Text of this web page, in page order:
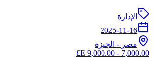
الإدارة
2025-11-16
مصر - الجيزة
7,000.00 - 9,000.00 E£